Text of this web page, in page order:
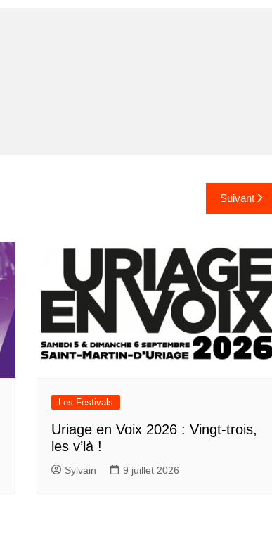
Suivant
Les Festivals
Uriage en Voix 2026 : Vingt-trois,
les v’là !
Sylvain 9 juillet 2026